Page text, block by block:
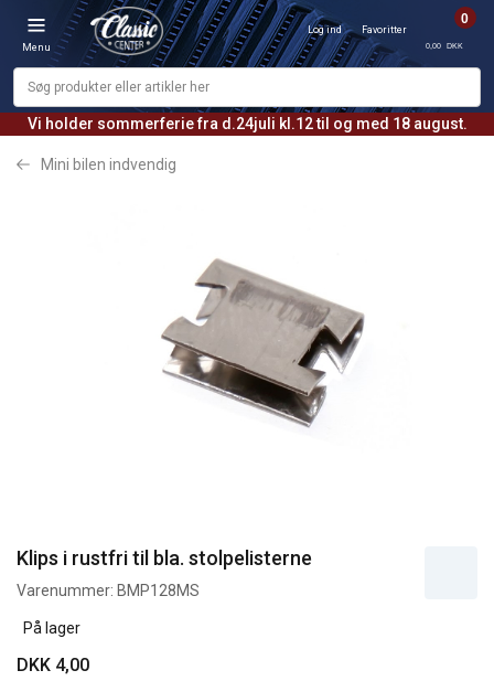
Vi holder sommerferie fra d.24juli kl.12 til og med 18 august.
Menu
Log ind Favoritter
0
0,00 DKK
Mini bilen indvendig
Klips i rustfri til bla. stolpelisterne
Varenummer: BMP128MS
På lager
DKK 4,00